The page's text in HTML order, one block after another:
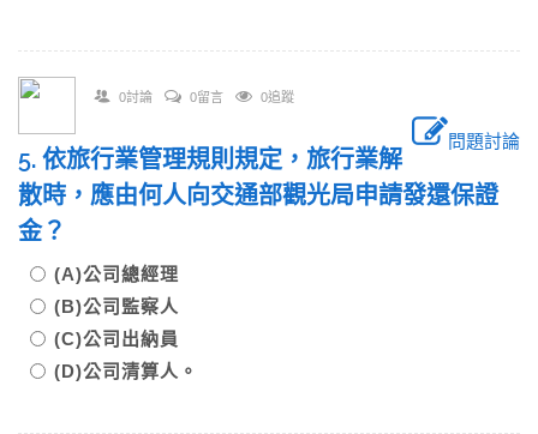
0討論 0留言 0追蹤
問題討論
5. 依旅行業管理規則規定，旅行業解
散時，應由何人向交通部觀光局申請發還保證
金？
(A)公司總經理
(B)公司監察人
(C)公司出納員
(D)公司清算人。